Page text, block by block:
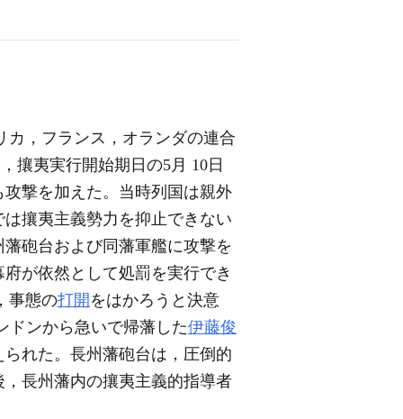
カ，フランス，オランダの連合
攘夷実行開始期日の5月 10日
攻撃を加えた。当時列国は親外
攘夷主義勢力を抑止できない
砲台および同藩軍艦に攻撃を
府が依然として処罰を実行でき
事態の打開 をはかろうと決意
ドンから急いで帰藩した伊藤俊
られた。長州藩砲台は，圧倒的
長州藩内の攘夷主義的指導者